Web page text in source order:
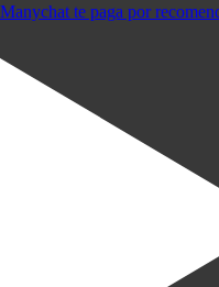
te paga por